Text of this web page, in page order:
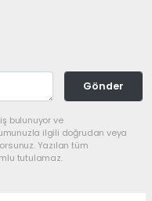
Gönder
bulunuyor ve
ilgili doğrudan veya
Yazılan tüm
tutulamaz.